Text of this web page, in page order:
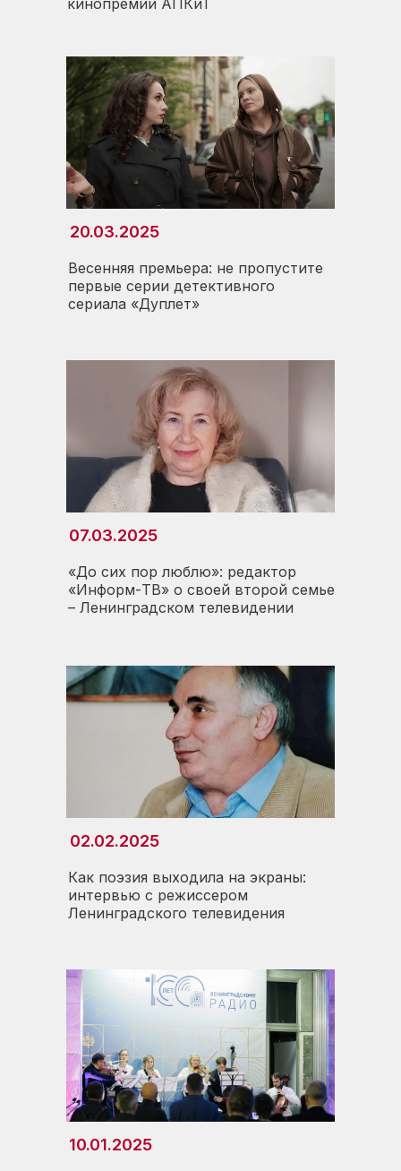
02.02.2025
Как поэзия выходила на экраны:
интервью с режиссером
Ленинградского телевидения
10.01.2025
07.03.2025
«До сих пор люблю»: редактор
«Информ-TВ» о своей второй семье
– Ленинградском телевидении
Весенняя премьера: не пропустите
первые серии детективного
сериала «Дуплет»
20.03.2025
кинопремии АПКиТ